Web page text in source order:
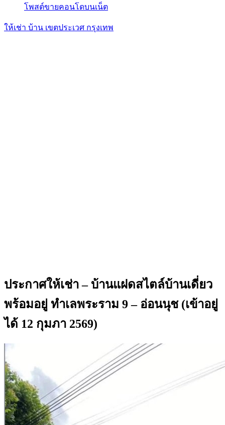
โพสต์ขายคอนโดบนเน็ต
ให้เช่า บ้าน เขตประเวศ กรุงเทพ
ประกาศให้เช่า – บ้านแฝดสไตล์บ้านเดี่ยว
พร้อมอยู่ ทำเลพระราม 9 – อ่อนนุช (เข้าอยู่
ได้ 12 กุมภา 2569)